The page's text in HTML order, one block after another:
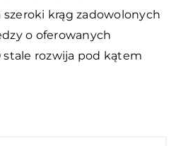
szeroki krąg zadowolonych
o oferowanych
stale rozwija pod kątem